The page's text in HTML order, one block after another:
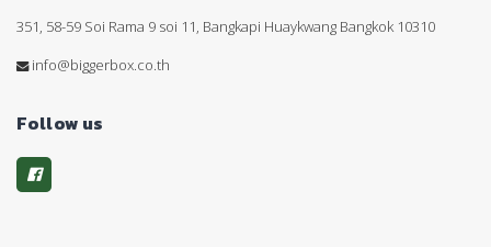
351, 58-59 Soi Rama 9 soi 11, Bangkapi Huaykwang Bangkok 10310
info@biggerbox.co.th
Follow us